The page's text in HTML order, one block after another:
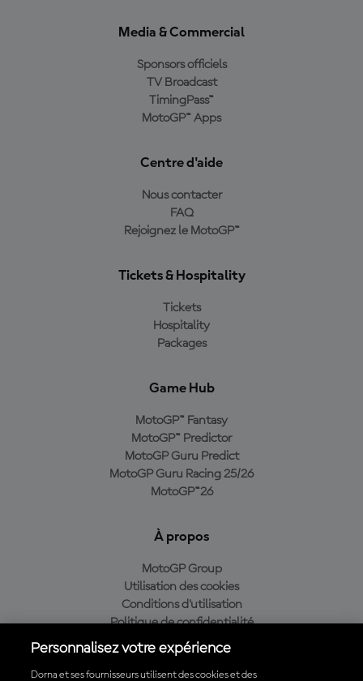
Media & Commercial
Sponsors officiels
TV Broadcast
TimingPass™
MotoGP™ Apps
Centre d'aide
Nous contacter
FAQ
Rejoignez le MotoGP™
Tickets & Hospitality
Tickets
Hospitality
Packages
Game Hub
MotoGP™ Fantasy
MotoGP™ Predictor
MotoGP Guru Predict
MotoGP Guru Racing 25/26
MotoGP™26
À propos
MotoGP Group
Utilisation des cookies
Conditions d'utilisation
Politique de confidentialité
Politique d’achat
Personnalisez votre expérience
Dorna et ses fournisseurs utilisent des cookies et des